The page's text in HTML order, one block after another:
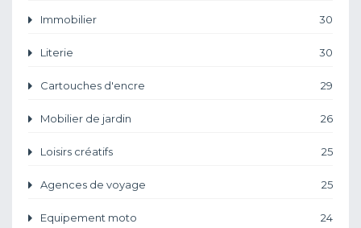
Immobilier 30
Literie 30
Cartouches d'encre 29
Mobilier de jardin 26
Loisirs créatifs 25
Agences de voyage 25
Equipement moto 24